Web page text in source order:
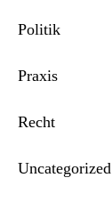
Politik
Praxis
Recht
Uncategorized